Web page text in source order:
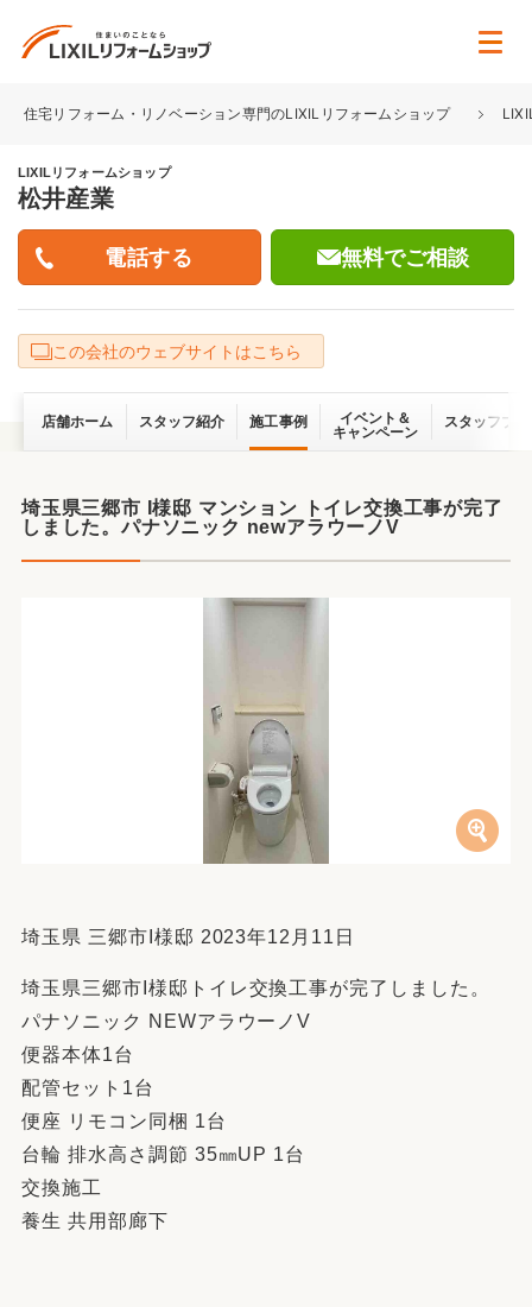
住宅リフォーム・リノベーション専門のLIXILリフォームショップ
LIXILリフォームショップ
松井産業
無料でご相談
この会社のウェブサイトはこちら
店舗ホーム スタッフ紹介 施工事例
イベント＆
キャンペーン
スタッフブ
埼玉県三郷市 I様邸 マンション トイレ交換工事が完了
しました。パナソニック newアラウーノV
埼玉県 三郷市I様邸 2023年12月11日
埼玉県三郷市I様邸トイレ交換工事が完了しました。
パナソニック NEWアラウーノV
便器本体1台
配管セット1台
便座 リモコン同梱 1台
台輪 排水高さ調節 35㎜UP 1台
交換施工
養生 共用部廊下